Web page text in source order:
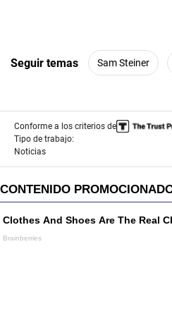
Seguir temas Sam Steiner
Conforme a los criterios de
Tipo de trabajo:
Noticias